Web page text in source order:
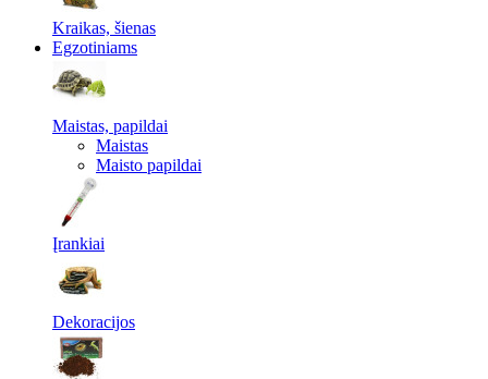
Kraikas, šienas
Egzotiniams
Maistas, papildai
Maistas
Maisto papildai
Įrankiai
Dekoracijos